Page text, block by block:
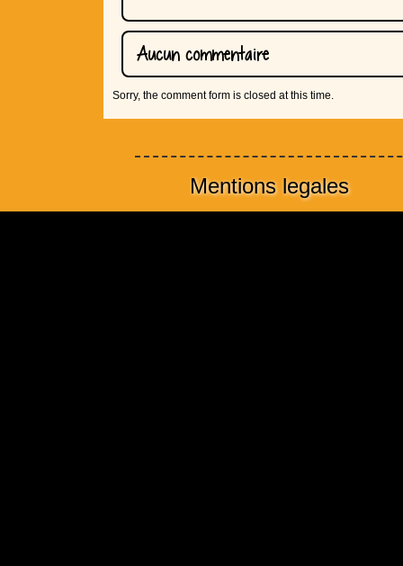
Aucun commentaire
Sorry, the comment form is closed at this time.
Mentions legales